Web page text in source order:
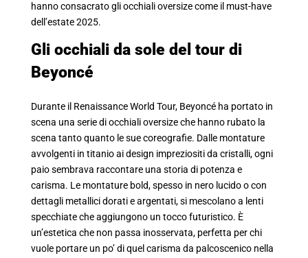
hanno consacrato gli occhiali oversize come il must-have
dell’estate 2025.
Gli occhiali da sole del tour di
Beyoncé
Durante il Renaissance World Tour, Beyoncé ha portato in
scena una serie di occhiali oversize che hanno rubato la
scena tanto quanto le sue coreografie. Dalle montature
avvolgenti in titanio ai design impreziositi da cristalli, ogni
paio sembrava raccontare una storia di potenza e
carisma. Le montature bold, spesso in nero lucido o con
dettagli metallici dorati e argentati, si mescolano a lenti
specchiate che aggiungono un tocco futuristico. È
un’estetica che non passa inosservata, perfetta per chi
vuole portare un po’ di quel carisma da palcoscenico nella